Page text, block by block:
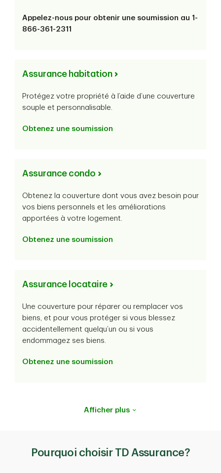
Appelez-nous pour obtenir une soumission au 1-
866-361-2311
Assurance habitation
Protégez votre propriété à l’aide d’une couverture
souple et personnalisable.
Obtenez une soumission
Assurance condo
Obtenez la couverture dont vous avez besoin pour
vos biens personnels et les améliorations
apportées à votre logement.
Obtenez une soumission
Assurance locataire
Une couverture pour réparer ou remplacer vos
biens, et pour vous protéger si vous blessez
accidentellement quelqu’un ou si vous
endommagez ses biens.
Obtenez une soumission
Afficher plus
Pourquoi choisir TD Assurance?